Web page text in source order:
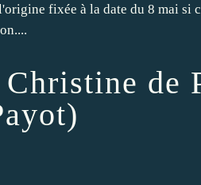
fixée à la date du 8 mai si
de